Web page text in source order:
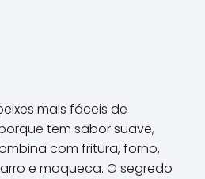
mais fáceis de
tem sabor suave,
com fritura, forno,
e moqueca. O segredo